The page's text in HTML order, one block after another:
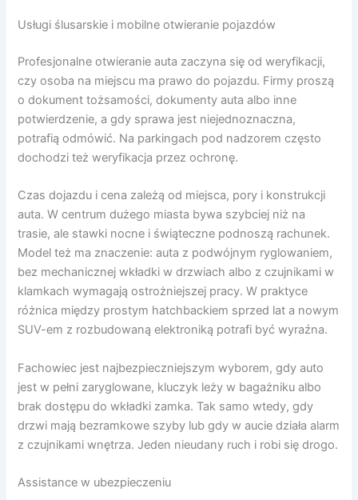
Usługi ślusarskie i mobilne otwieranie pojazdów
Profesjonalne otwieranie auta zaczyna się od weryfikacji,
czy osoba na miejscu ma prawo do pojazdu. Firmy proszą
o dokument tożsamości, dokumenty auta albo inne
potwierdzenie, a gdy sprawa jest niejednoznaczna,
potrafią odmówić. Na parkingach pod nadzorem często
dochodzi też weryfikacja przez ochronę.
Czas dojazdu i cena zależą od miejsca, pory i konstrukcji
auta. W centrum dużego miasta bywa szybciej niż na
trasie, ale stawki nocne i świąteczne podnoszą rachunek.
Model też ma znaczenie: auta z podwójnym ryglowaniem,
bez mechanicznej wkładki w drzwiach albo z czujnikami w
klamkach wymagają ostrożniejszej pracy. W praktyce
różnica między prostym hatchbackiem sprzed lat a nowym
SUV-em z rozbudowaną elektroniką potrafi być wyraźna.
Fachowiec jest najbezpieczniejszym wyborem, gdy auto
jest w pełni zaryglowane, kluczyk leży w bagażniku albo
brak dostępu do wkładki zamka. Tak samo wtedy, gdy
drzwi mają bezramkowe szyby lub gdy w aucie działa alarm
z czujnikami wnętrza. Jeden nieudany ruch i robi się drogo.
Assistance w ubezpieczeniu